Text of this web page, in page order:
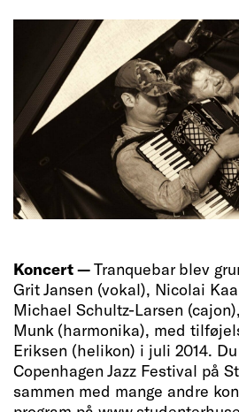
Koncert —Tranquebar blev
Grit Jansen (vokal), Nicolai
Michael Schultz-Larsen
Munk (harmonika), med
Eriksen (helikon) i juli 2014.
Copenhagen Jazz Festival på
sammen med mange andre